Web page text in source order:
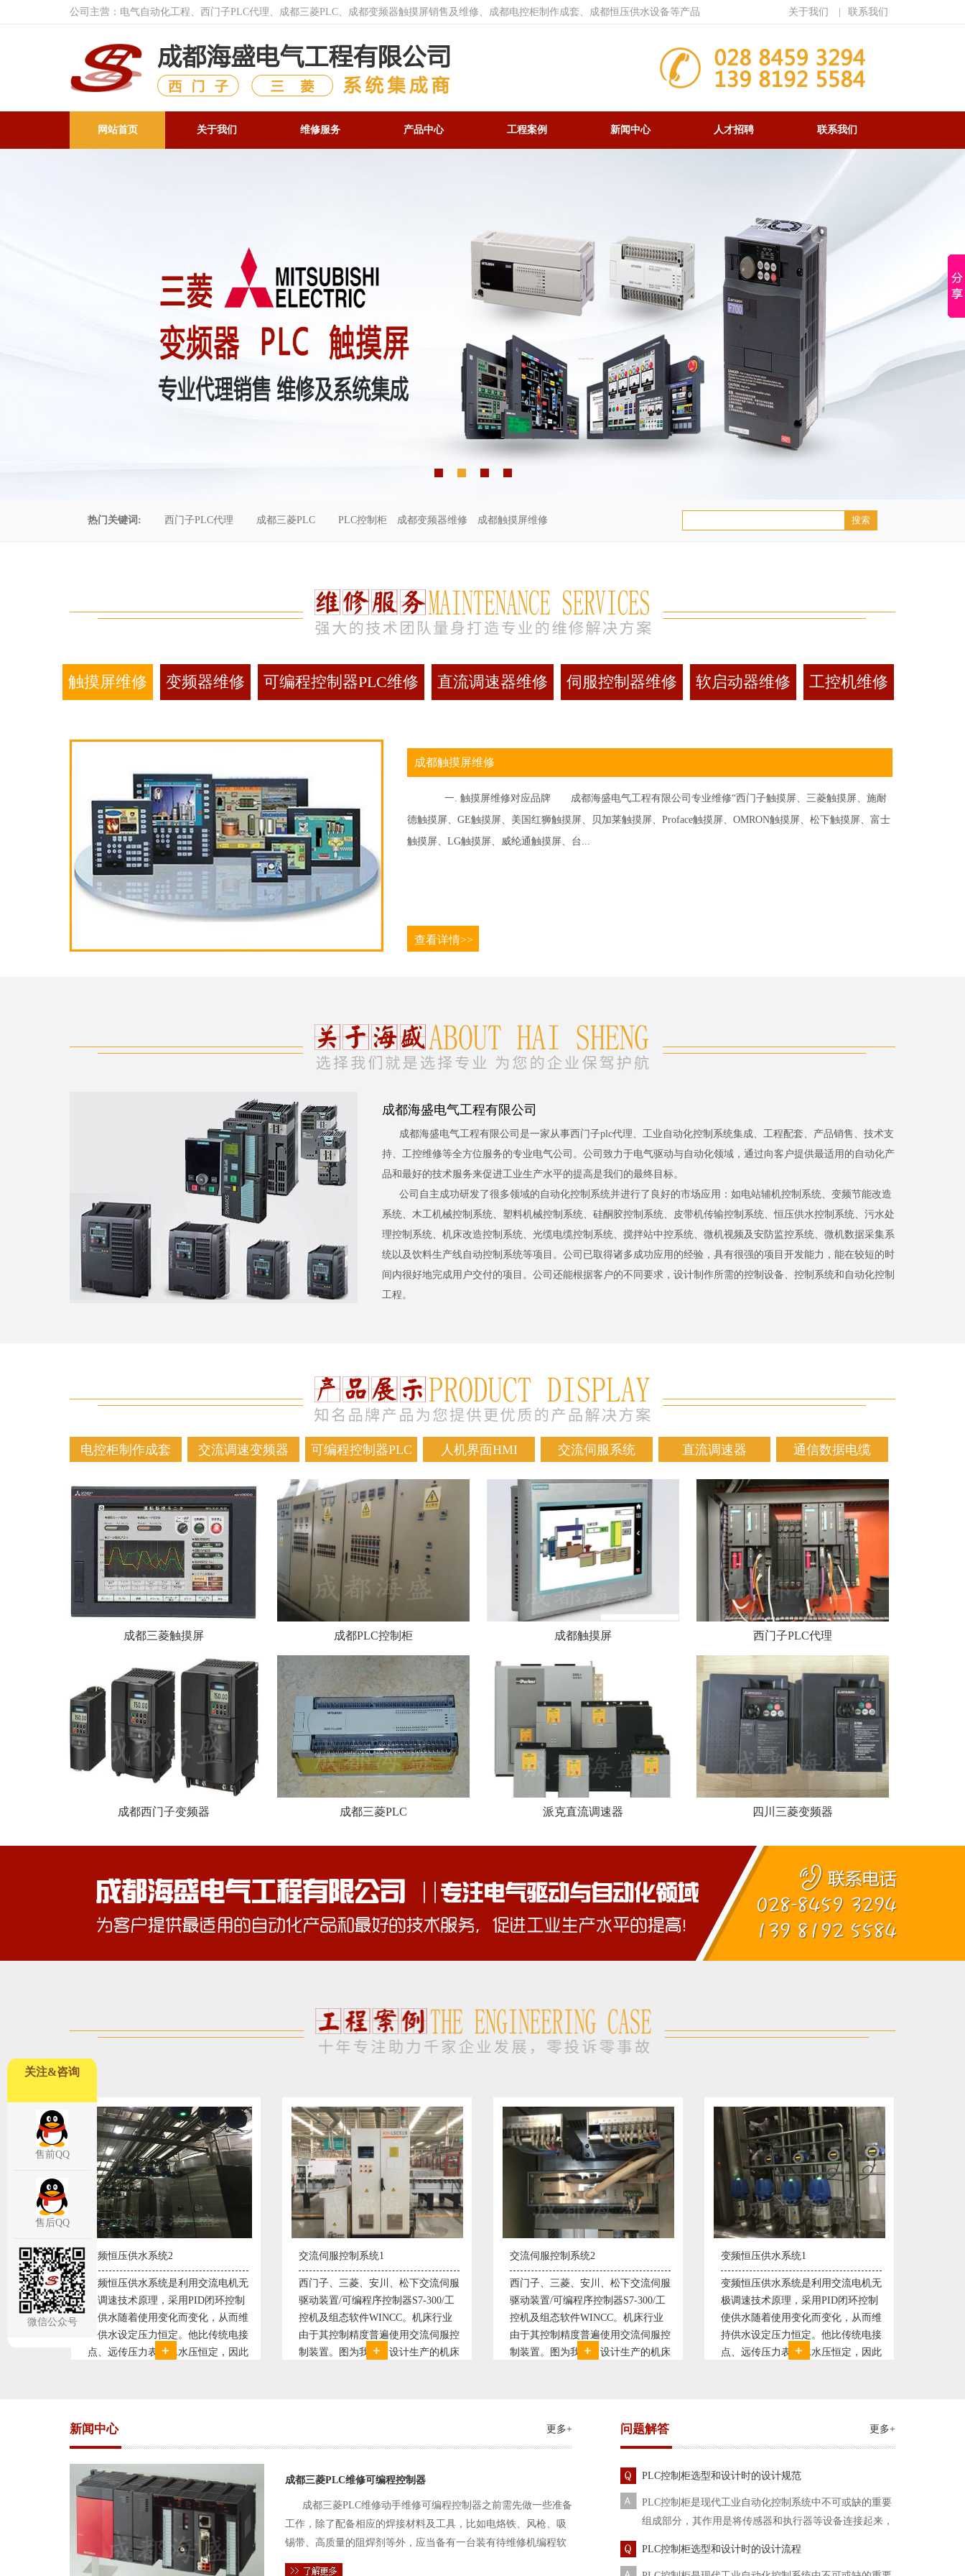
公司主营：电气自动化工程、西门子PLC代理、成都三菱PLC、成都变频器触摸屏销售及维修、成都电控柜制作成套、成都恒压供水设备等产品 关于我们 联系我们
网站首页 关于我们 维修服务 产品中心 工程案例 新闻中心 人才招聘 联系我们
热门关键词: 西门子PLC代理 成都三菱PLC PLC控制柜 成都变频器维修 成都触摸屏维修
触摸屏维修 变频器维修 可编程控制器PLC维修 直流调速器维修 伺服控制器维修 软启动器维修 工控机维修
成都触摸屏维修
一. 触摸屏维修对应品牌 成都海盛电气工程有限公司专业维修“西门子触摸屏、三菱触摸屏、施耐
德触摸屏、GE触摸屏、美国红狮触摸屏、贝加莱触摸屏、Proface触摸屏、OMRON触摸屏、松下触摸屏、富士
触摸屏、LG触摸屏、威纶通触摸屏、台...
查看详情>>
成都海盛电气工程有限公司
成都海盛电气工程有限公司是一家从事西门子plc代理、工业自动化控制系统集成、工程配套、产品销售、技术支
持、工控维修等全方位服务的专业电气公司。公司致力于电气驱动与自动化领域，通过向客户提供最适用的自动化产
品和最好的技术服务来促进工业生产水平的提高是我们的最终目标。
公司自主成功研发了很多领域的自动化控制系统并进行了良好的市场应用：如电站辅机控制系统、变频节能改造
系统、木工机械控制系统、塑料机械控制系统、硅酮胶控制系统、皮带机传输控制系统、恒压供水控制系统、污水处
理控制系统、机床改造控制系统、光缆电缆控制系统、搅拌站中控系统、微机视频及安防监控系统、微机数据采集系
统以及饮料生产线自动控制系统等项目。公司已取得诸多成功应用的经验，具有很强的项目开发能力，能在较短的时
间内很好地完成用户交付的项目。公司还能根据客户的不同要求，设计制作所需的控制设备、控制系统和自动化控制
工程。
电控柜制作成套 交流调速变频器 可编程控制器PLC 人机界面HMI 交流伺服系统 直流调速器 通信数据电缆
成都三菱触摸屏 成都PLC控制柜 成都触摸屏 西门子PLC代理
成都西门子变频器 成都三菱PLC 派克直流调速器 四川三菱变频器
电机无
环控制
从而维
交流伺服控制系统1
西门子、三菱、安川、松下交流伺服
驱动装置/可编程序控制器S7-300/工
控机及组态软件WINCC。机床行业
由于其控制精度普遍使用交流伺服控
制装置。图为我公司设计生产的机床
交流伺服控制系统2
西门子、三菱、安川、松下交流伺服
驱动装置/可编程序控制器S7-300/工
控机及组态软件WINCC。机床行业
由于其控制精度普遍使用交流伺服控
制装置。图为我公司设计生产的机床
变频恒压供水系统1
变频恒压供水系统是利用交流电机无
极调速技术原理，采用PID闭环控制
使供水随着使用变化而变化，从而维
持供水设定压力恒定。他比传统电接
点、远传压力表供水水压恒定，因此
直流调速控制系统1
西门子6RA70直流驱动装置/欧陆
590P直流调速装置/可编程序控制器
S7-300，S7-400/工控机及组态软件
WINCC 冶金行业由于其控制复杂性
普遍使用直流驱动装置，图为我公司
新闻中心 更多+
成都三菱PLC维修可编程控制器
成都三菱PLC维修动手维修可编程控制器之前需先做一些准备
工作，除了配备相应的焊接材料及工具，比如电烙铁、风枪、吸
锡带、高质量的阻焊剂等外，应当备有一台装有待维修机编程软
件的电路及通信电缆。这一是由于待修机常常是从工作系统中拆
问题解答 更多+
PLC控制柜选型和设计时的设计规范
PLC控制柜是现代工业自动化控制系统中不可或缺的重要
组成部分，其作用是将传感器和执行器等设备连接起来，
PLC控制柜选型和设计时的设计流程
关注&咨询
售前QQ
售后QQ
微信公众号